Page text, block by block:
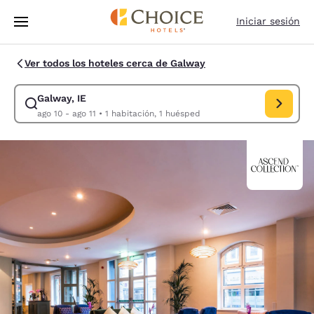
Saltar A Contenido Principal
Iniciar sesión
Ver todos los hoteles cerca de Galway
Galway, IE
ago 10 - ago 11 • 1 habitación, 1 huésped
Modificar búsqueda para Galway, IE. Fecha de entrada ago